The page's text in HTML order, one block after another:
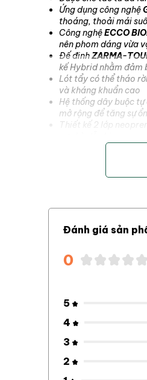
Ứng dụng công nghệ
thoáng, thoải mái
Công nghệECCO
nên phom dáng vừa
Đế đinhZARMA-
kế Hybrid nhằm đảm
Lót tẩy có thể tháo
và kháng khuẩn cao
Hệ thống dây buộc tự
mở rộng để tăng sự
Thiết kế 2 lớp
Đánh giá sản
0
5
4
3
2